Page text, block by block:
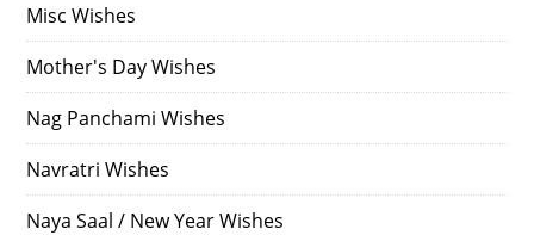
Misc Wishes
Mother's Day Wishes
Nag Panchami Wishes
Navratri Wishes
Naya Saal / New Year Wishes